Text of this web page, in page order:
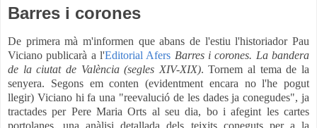
Barres i corones
De primera mà m'informen que abans de l'estiu l'historiador Pau
Viciano publicarà a l'Editorial Afers Barres i corones. La bandera
de la ciutat de València (segles XIV-XIX). Tornem al tema de la
senyera. Segons em conten (evidentment encara no l'he pogut
llegir) Viciano hi fa una "reevalució de les dades ja conegudes", ja
tractades per Pere Maria Orts al seu dia, bo i afegint les cartes
portolanes, una anàlisi detallada dels teixits coneguts per a la